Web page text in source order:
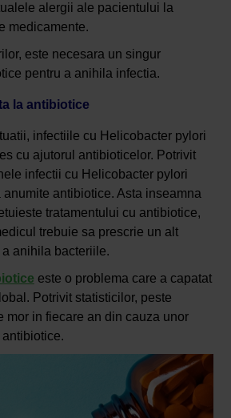
alergii ale pacientului la
medicamente.
este necesara un singur
pentru a anihila infectia.
la antibiotice
infectiile cu Helicobacter pylori
cu ajutorul antibioticelor. Potrivit
infectii cu Helicobacter pylori
antibiotice. Asta inseamna
tratamentului cu antibiotice,
trebuie sa prescrie un alt
anihila bacteriile.
este o problema care a capatat
Potrivit statisticilor, peste
mor in fiecare an din cauza unor